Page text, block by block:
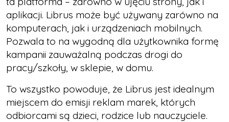
aplikacji. Librus może być używany zarówno na
komputerach, jak i urządzeniach mobilnych.
Pozwala to na wygodną dla użytkownika formę
kampanii zauważalną podczas drogi do
pracy/szkoły, w sklepie, w domu.
To wszystko powoduje, że Librus jest idealnym
miejscem do emisji reklam marek, których
odbiorcami są dzieci, rodzice lub nauczyciele.